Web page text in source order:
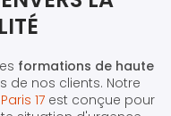
formations de haute
de nos clients. Notre
17 est conçue pour